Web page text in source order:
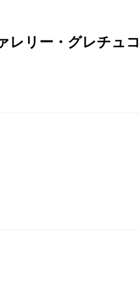
レリー・グレチュコ